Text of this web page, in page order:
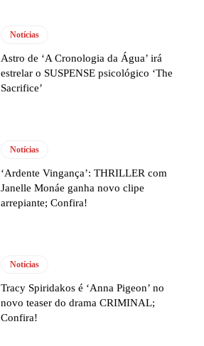
Notícias
Astro de ‘A Cronologia da Água’ irá
estrelar o SUSPENSE psicológico ‘The
Sacrifice’
Notícias
‘Ardente Vingança’: THRILLER com
Janelle Monáe ganha novo clipe
arrepiante; Confira!
Notícias
Tracy Spiridakos é ‘Anna Pigeon’ no
novo teaser do drama CRIMINAL;
Confira!